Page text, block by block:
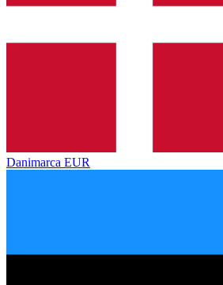
Danimarca EUR